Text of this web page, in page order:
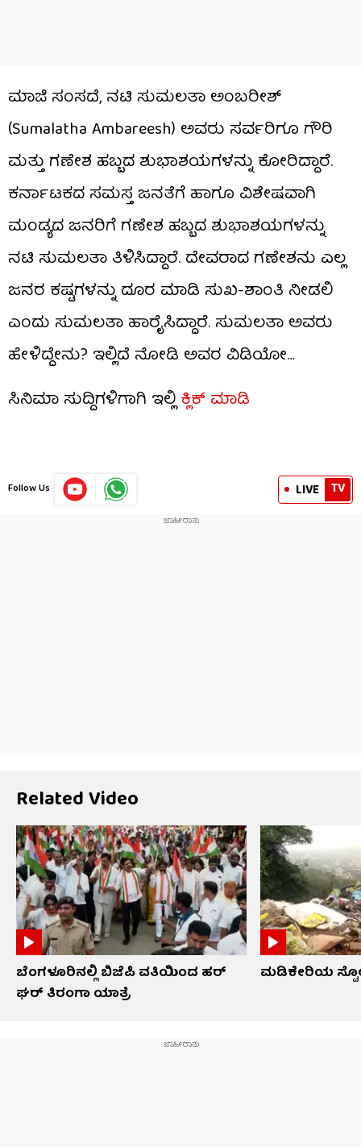
ಮಾಜಿ ಸಂಸದೆ, ನಟಿ ಸುಮಲತಾ ಅಂಬರೀಶ್
(Sumalatha Ambareesh) ಅವರು ಸರ್ವರಿಗೂ ಗೌರಿ
ಮತ್ತು ಗಣೇಶ ಹಬ್ಬದ ಶುಭಾಶಯಗಳನ್ನು ಕೋರಿದ್ದಾರೆ.
ಕರ್ನಾಟಕದ ಸಮಸ್ತ ಜನತೆಗೆ ಹಾಗೂ ವಿಶೇಷವಾಗಿ
ಮಂಡ್ಯದ ಜನರಿಗೆ ಗಣೇಶ ಹಬ್ಬದ ಶುಭಾಶಯಗಳನ್ನು
ನಟಿ ಸುಮಲತಾ ತಿಳಿಸಿದ್ದಾರೆ. ದೇವರಾದ ಗಣೇಶನು ಎಲ್ಲ
ಜನರ ಕಷ್ಟಗಳನ್ನು ದೂರ ಮಾಡಿ ಸುಖ-ಶಾಂತಿ ನೀಡಲಿ
ಎಂದು ಸುಮಲತಾ ಹಾರೈಸಿದ್ದಾರೆ. ಸುಮಲತಾ ಅವರು
ಹೇಳಿದ್ದೇನು? ಇಲ್ಲಿದೆ ನೋಡಿ ಅವರ ವಿಡಿಯೋ…
ಸಿನಿಮಾ ಸುದ್ದಿಗಳಿಗಾಗಿ ಇಲ್ಲಿಕ್ಲಿಕ್ ಮಾಡಿ
Follow Us LIVE TV
Related Video
ಬೆಂಗಳೂರಿನಲ್ಲಿ ಬಿಜೆಪಿ ವತಿಯಿಂದ ಹರ್
ಘರ್ ತಿರಂಗಾ ಯಾತ್ರೆ
ಮಡಿಕೇರಿಯ